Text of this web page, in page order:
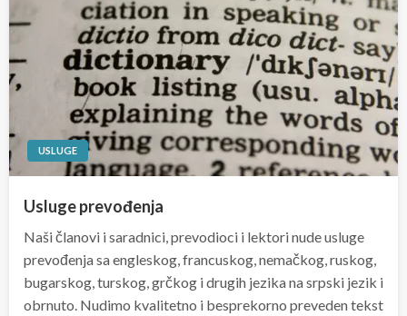
USLUGE
Usluge prevođenja
Naši članovi i saradnici, prevodioci i lektori nude usluge
prevođenja sa engleskog, francuskog, nemačkog, ruskog,
bugarskog, turskog, grčkog i drugih jezika na srpski jezik i
obrnuto. Nudimo kvalitetno i besprekorno preveden tekst